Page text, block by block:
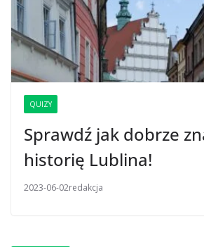
QUIZY
Sprawdź jak dobrze
historię Lublina!
2023-06-02redakcja